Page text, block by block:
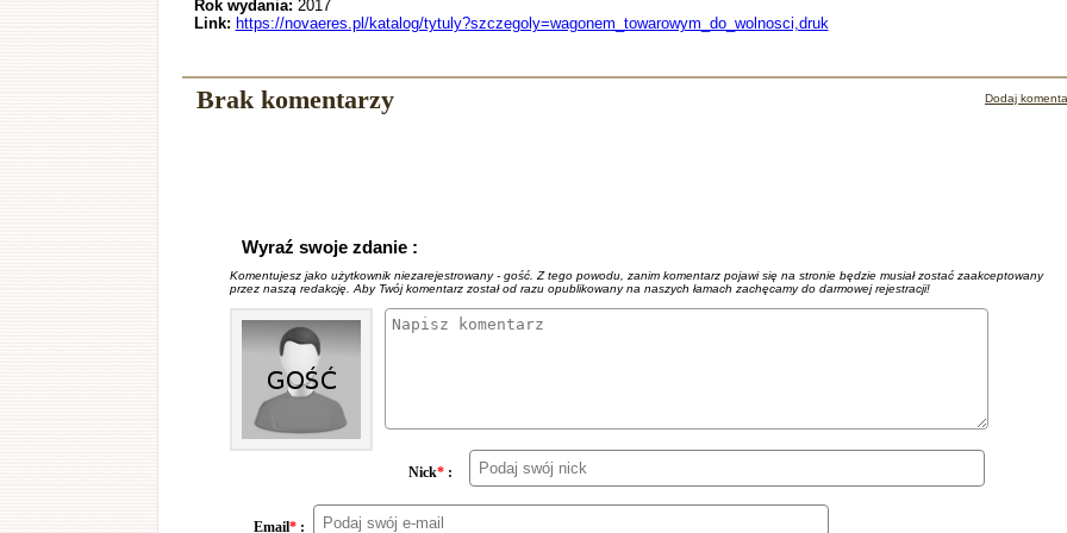
Rok wydania: 2017
Link: https://novaeres.pl/katalog/tytuly?szczegoly=wagonem_towarowym_do_wolnosci,druk
Brak komentarzy Dodaj
Wyraź swoje zdanie :
Komentujesz jako użytkownik niezarejestrowany - gość. Z tego powodu, zanim komentarz pojawi się na stronie będzie musiał zostać zaakceptowany
przez naszą redakcję. Aby Twój komentarz został od razu opublikowany na naszych łamach zachęcamy do darmowej rejestracji!
Nick* :
Email* :